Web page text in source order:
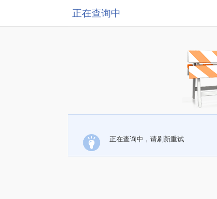
正在查询中
正在查询中，请刷新重试